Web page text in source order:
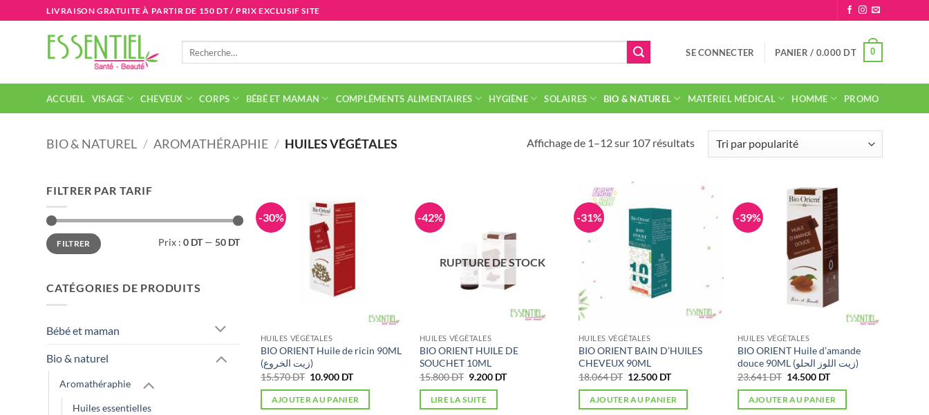
au
LIVRAISON GRATUITE À PARTIR DE 150 DT / PRIX EXCLUSIF SITE
SE CONNECTER PANIER / 0.000 DT 0
ACCUEIL VISAGE CHEVEUX CORPS BÉBÉ ET MAMAN COMPLÉMENTS ALIMENTAIRES HYGIÈNE SOLAIRES BIO & NATUREL MATÉRIEL MÉDICAL HOMME PROMO
BIO & NATUREL / AROMATHÉRAPHIE / HUILES VÉGÉTALES Affichage de 1–12 sur 107 résultatsTrié
par
FILTRER PAR TARIF
Prix
min
Prix
maxFILTRER Prix : 0 DT— 50 DT
CATÉGORIES DE PRODUITS
Bébé et maman
Bio & naturel
Aromathéraphie
Huiles essentielles
-30%
HUILES VÉGÉTALES
BIO ORIENT Huile de ricin 90ML
(زيت الخروع)
15.570DT Le
initial
était :
10.900 DTLe
actuel
est :
AJOUTER AU PANIER
-42%
RUPTURE DE STOCK
HUILES VÉGÉTALES
BIO ORIENT HUILE DE
SOUCHET 10ML
15.800DT Le
initial
était :
9.200 DTLe
LIRE LA SUITE
-31%
HUILES VÉGÉTALES
BIO ORIENT BAIN D’HUILES
CHEVEUX 90ML
18.064DT Le
initial
était :
12.500 DTLe
actuel
est :
AJOUTER AU PANIER
-39%
HUILES VÉGÉTALES
BIO ORIENT Huile d’amande
douce 90ML (زيت اللوز الحلو)
23.641DT Le
initial
était :
14.500 DTLe
actuel
est :
AJOUTER AU PANIER